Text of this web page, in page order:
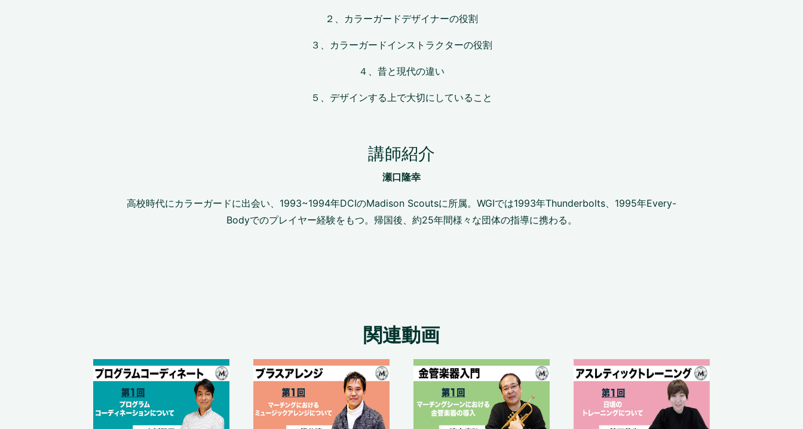
２、カラーガードデザイナーの役割
３、カラーガードインストラクターの役割
４、昔と現代の違い
５、デザインする上で大切にしていること
講師紹介
瀬口隆幸
高校時代にカラーガードに出会い、1993~1994年DCIのMadison Scoutsに所属。WGIでは1993年Thunderbolts、1995年Every-
Bodyでのプレイヤー経験をもつ。帰国後、約25年間様々な団体の指導に携わる。
関連動画